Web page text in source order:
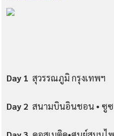
Day 1 สุวรรณภูมิ กรุงเทพฯ
Day 2 สนามบินอินชอน • ซูซ